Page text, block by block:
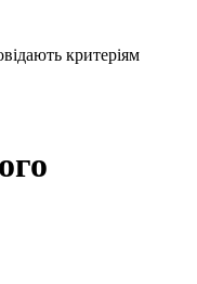
критеріям